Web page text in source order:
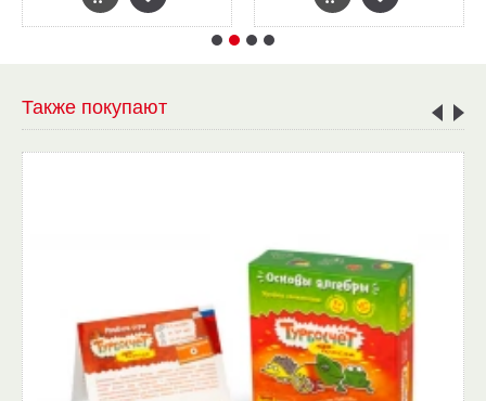
Также покупают